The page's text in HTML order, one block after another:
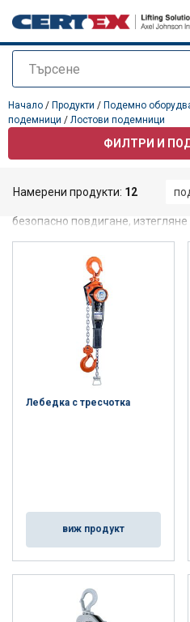
Търсене
е добавен към вашето
Начало / Продукти / Подемно
подемници / Лостови подемници
ФИЛТРИ И
Нашите лостови подемници от
безопасно повдигане,
товарни вериги в съответствие
Намерени продукти: 12
Лебедка с тресчотка
виж продукт